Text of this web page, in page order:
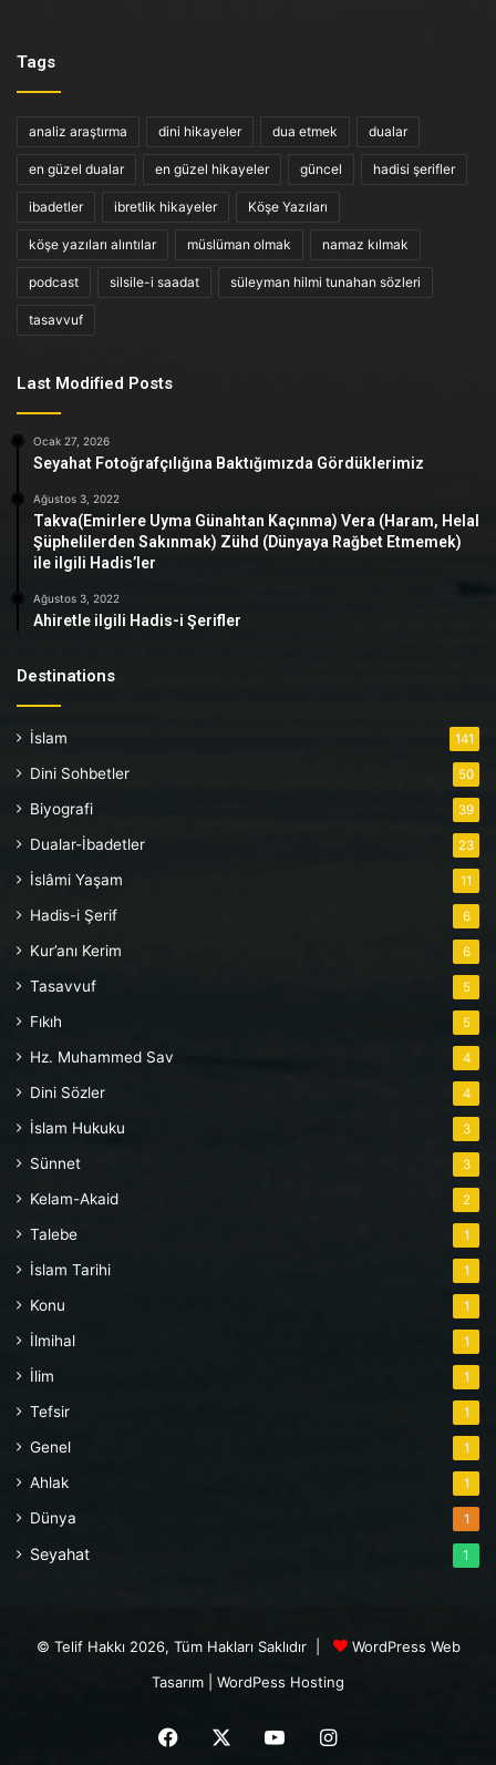
Tags
analiz araştırma dini hikayeler dua etmek dualar
en güzel dualar en güzel hikayeler güncel hadisi şerifler
ibadetler ibretlik hikayeler Köşe Yazıları
köşe yazıları alıntılar müslüman olmak namaz kılmak
podcast silsile-i saadat süleyman hilmi tunahan sözleri
tasavvuf
Last Modified Posts
Ocak 27, 2026
Seyahat Fotoğrafçılığına Baktığımızda Gördüklerimiz
Ağustos 3, 2022
Takva(Emirlere Uyma Günahtan Kaçınma) Vera (Haram, Helal
Şüphelilerden Sakınmak) Zühd (Dünyaya Rağbet Etmemek)
ile ilgili Hadis’ler
Ağustos 3, 2022
Ahiretle ilgili Hadis-i Şerifler
Destinations
İslam 141
Dini Sohbetler 50
Biyografi 39
Dualar-İbadetler 23
İslâmi Yaşam 11
Hadis-i Şerif 6
Kur’anı Kerim 6
Tasavvuf 5
Fıkıh 5
Hz. Muhammed Sav 4
Dini Sözler 4
İslam Hukuku 3
Sünnet 3
Kelam-Akaid 2
Talebe 1
İslam Tarihi 1
Konu 1
İlmihal 1
İlim 1
Tefsir 1
Genel 1
Ahlak 1
Dünya 1
Seyahat 1
© Telif Hakkı 2026, Tüm Hakları Saklıdır |
WordPress Web
Tasarım
WordPess Hosting
Facebook YouTubeInstagram